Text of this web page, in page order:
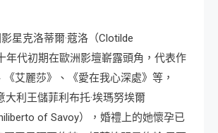
星克洛蒂爾·蔻洛（Clotilde
年代初期在歐洲影壇嶄露頭角，代表作
艾麗莎》、《愛在我心深處》等，
大利王儲菲利布托·埃瑪努埃爾
of Savoy），婚禮上的她懷孕已